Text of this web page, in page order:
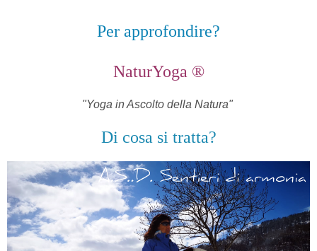
Per approfondire?
NaturYoga ®
"Yoga in Ascolto della Natura"
Di cosa si tratta?